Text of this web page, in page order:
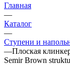
Главная
—
Каталог
—
Ступени и
—Плоская
Semir Brown